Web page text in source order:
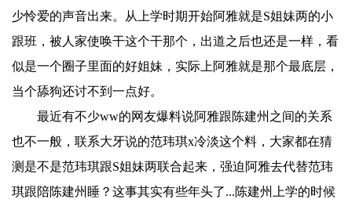
少怜爱的声音出来。从上学时期开始阿雅就是S姐妹两的小
跟班，被人家使唤干这个干那个，出道之后也还是一样，看
似是一个圈子里面的好姐妹，实际上阿雅就是那个最底层，
当个舔狗还讨不到一点好。
最近有不少ww的网友爆料说阿雅跟陈建州之间的关系
也不一般，联系大牙说的范玮琪x冷淡这个料，大家都在猜
测是不是范玮琪跟S姐妹两联合起来，强迫阿雅去代替范玮
琪跟陪陈建州睡？这事其实有些年头了...陈建州上学的时候